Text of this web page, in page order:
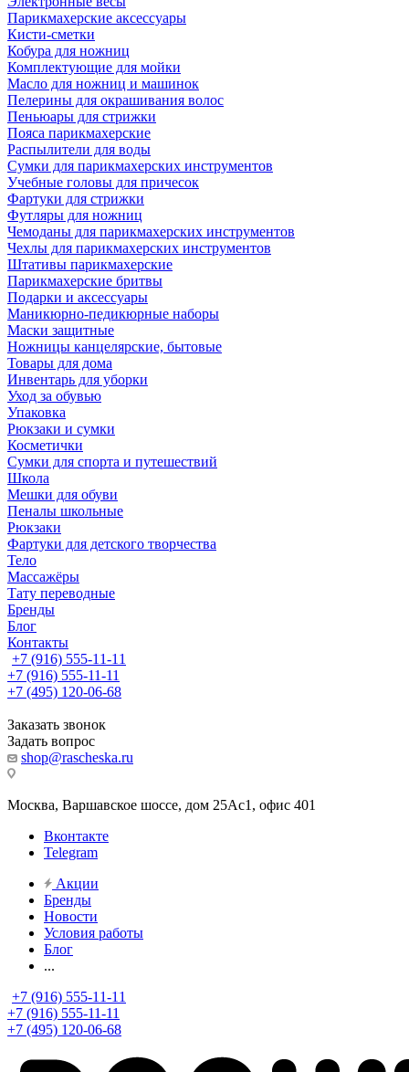
Парикмахерские аксессуары
Кисти-сметки
Кобура для ножниц
Комплектующие для мойки
Масло для ножниц и машинок
Пелерины для окрашивания волос
Пеньюары для стрижки
Пояса парикмахерские
Распылители для воды
Сумки для парикмахерских инструментов
Учебные головы для причесок
Фартуки для стрижки
Футляры для ножниц
Чемоданы для парикмахерских инструментов
Чехлы для парикмахерских инструментов
Штативы парикмахерские
Парикмахерские бритвы
Подарки и аксессуары
Маникюрно-педикюрные наборы
Маски защитные
Ножницы канцелярские, бытовые
Товары для дома
Инвентарь для уборки
Уход за обувью
Упаковка
Рюкзаки и сумки
Косметички
Сумки для спорта и путешествий
Школа
Мешки для обуви
Пеналы школьные
Рюкзаки
Фартуки для детского творчества
Тело
Массажёры
Тату переводные
Бренды
Блог
Контакты
+7 (916) 555-11-11
+7 (916) 555-11-11
+7 (495) 120-06-68
Заказать звонок
Задать вопрос
shop@rascheska.ru
Москва, Варшавское шоссе, дом 25Аc1, офис 401
Вконтакте
Telegram
Акции
Бренды
Новости
Условия работы
Блог
...
+7 (916) 555-11-11
+7 (916) 555-11-11
+7 (495) 120-06-68